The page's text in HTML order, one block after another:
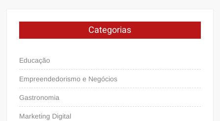
Categorias
Educação
Empreendedorismo e Negócios
Gastronomia
Marketing Digital